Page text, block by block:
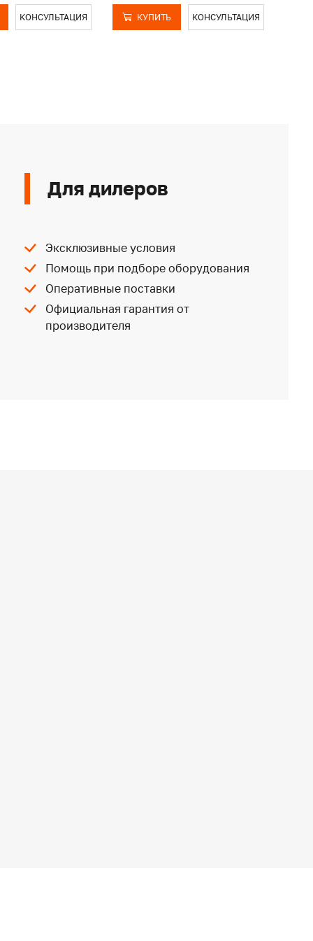
КОНСУЛЬТАЦИЯ КУПИТЬ КОНСУЛЬТАЦИЯ
Для дилеров
Эксклюзивные условия
Помощь при подборе оборудования
Оперативные поставки
Официальная гарантия от
производителя